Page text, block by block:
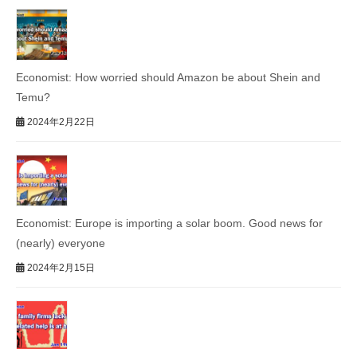
Economist: How worried should Amazon be about Shein and
Temu?
2024年2月22日
Economist: Europe is importing a solar boom. Good news for
(nearly) everyone
2024年2月15日